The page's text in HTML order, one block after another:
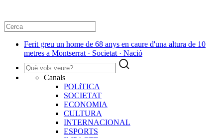
Ferit greu un home de 68 anys en caure d'una altura de 10
metres a Montserrat · Societat · Nació
Canals
POLíTICA
SOCIETAT
ECONOMIA
CULTURA
INTERNACIONAL
ESPORTS